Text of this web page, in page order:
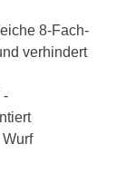
8-Fach-
verhindert
-